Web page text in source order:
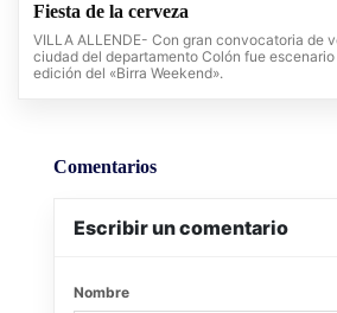
Fiesta de la cerveza
VILLA ALLENDE- Con gran convocatoria de
ciudad del departamento Colón fue
edición del «Birra Weekend».
Comentarios
Escribir un comentario
Nombre